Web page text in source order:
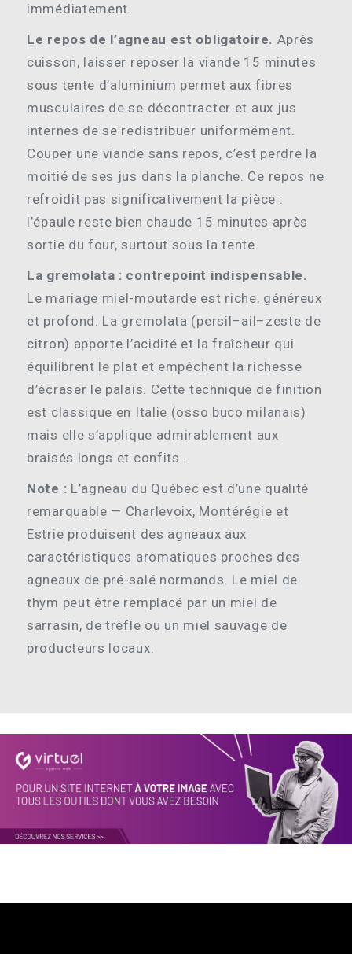
immédiatement.
Le repos de l’agneau est obligatoire. Après
cuisson, laisser reposer la viande 15 minutes
sous tente d’aluminium permet aux fibres
musculaires de se décontracter et aux jus
internes de se redistribuer uniformément.
Couper une viande sans repos, c’est perdre la
moitié de ses jus dans la planche. Ce repos ne
refroidit pas significativement la pièce :
l’épaule reste bien chaude 15 minutes après
sortie du four, surtout sous la tente.
La gremolata : contrepoint indispensable.
Le mariage miel-moutarde est riche, généreux
et profond. La gremolata (persil–ail–zeste de
citron) apporte l’acidité et la fraîcheur qui
équilibrent le plat et empêchent la richesse
d’écraser le palais. Cette technique de finition
est classique en Italie (osso buco milanais)
mais elle s’applique admirablement aux
braisés longs et confits .
Note : L’agneau du Québec est d’une qualité
remarquable — Charlevoix, Montérégie et
Estrie produisent des agneaux aux
caractéristiques aromatiques proches des
agneaux de pré-salé normands. Le miel de
thym peut être remplacé par un miel de
sarrasin, de trèfle ou un miel sauvage de
producteurs locaux.